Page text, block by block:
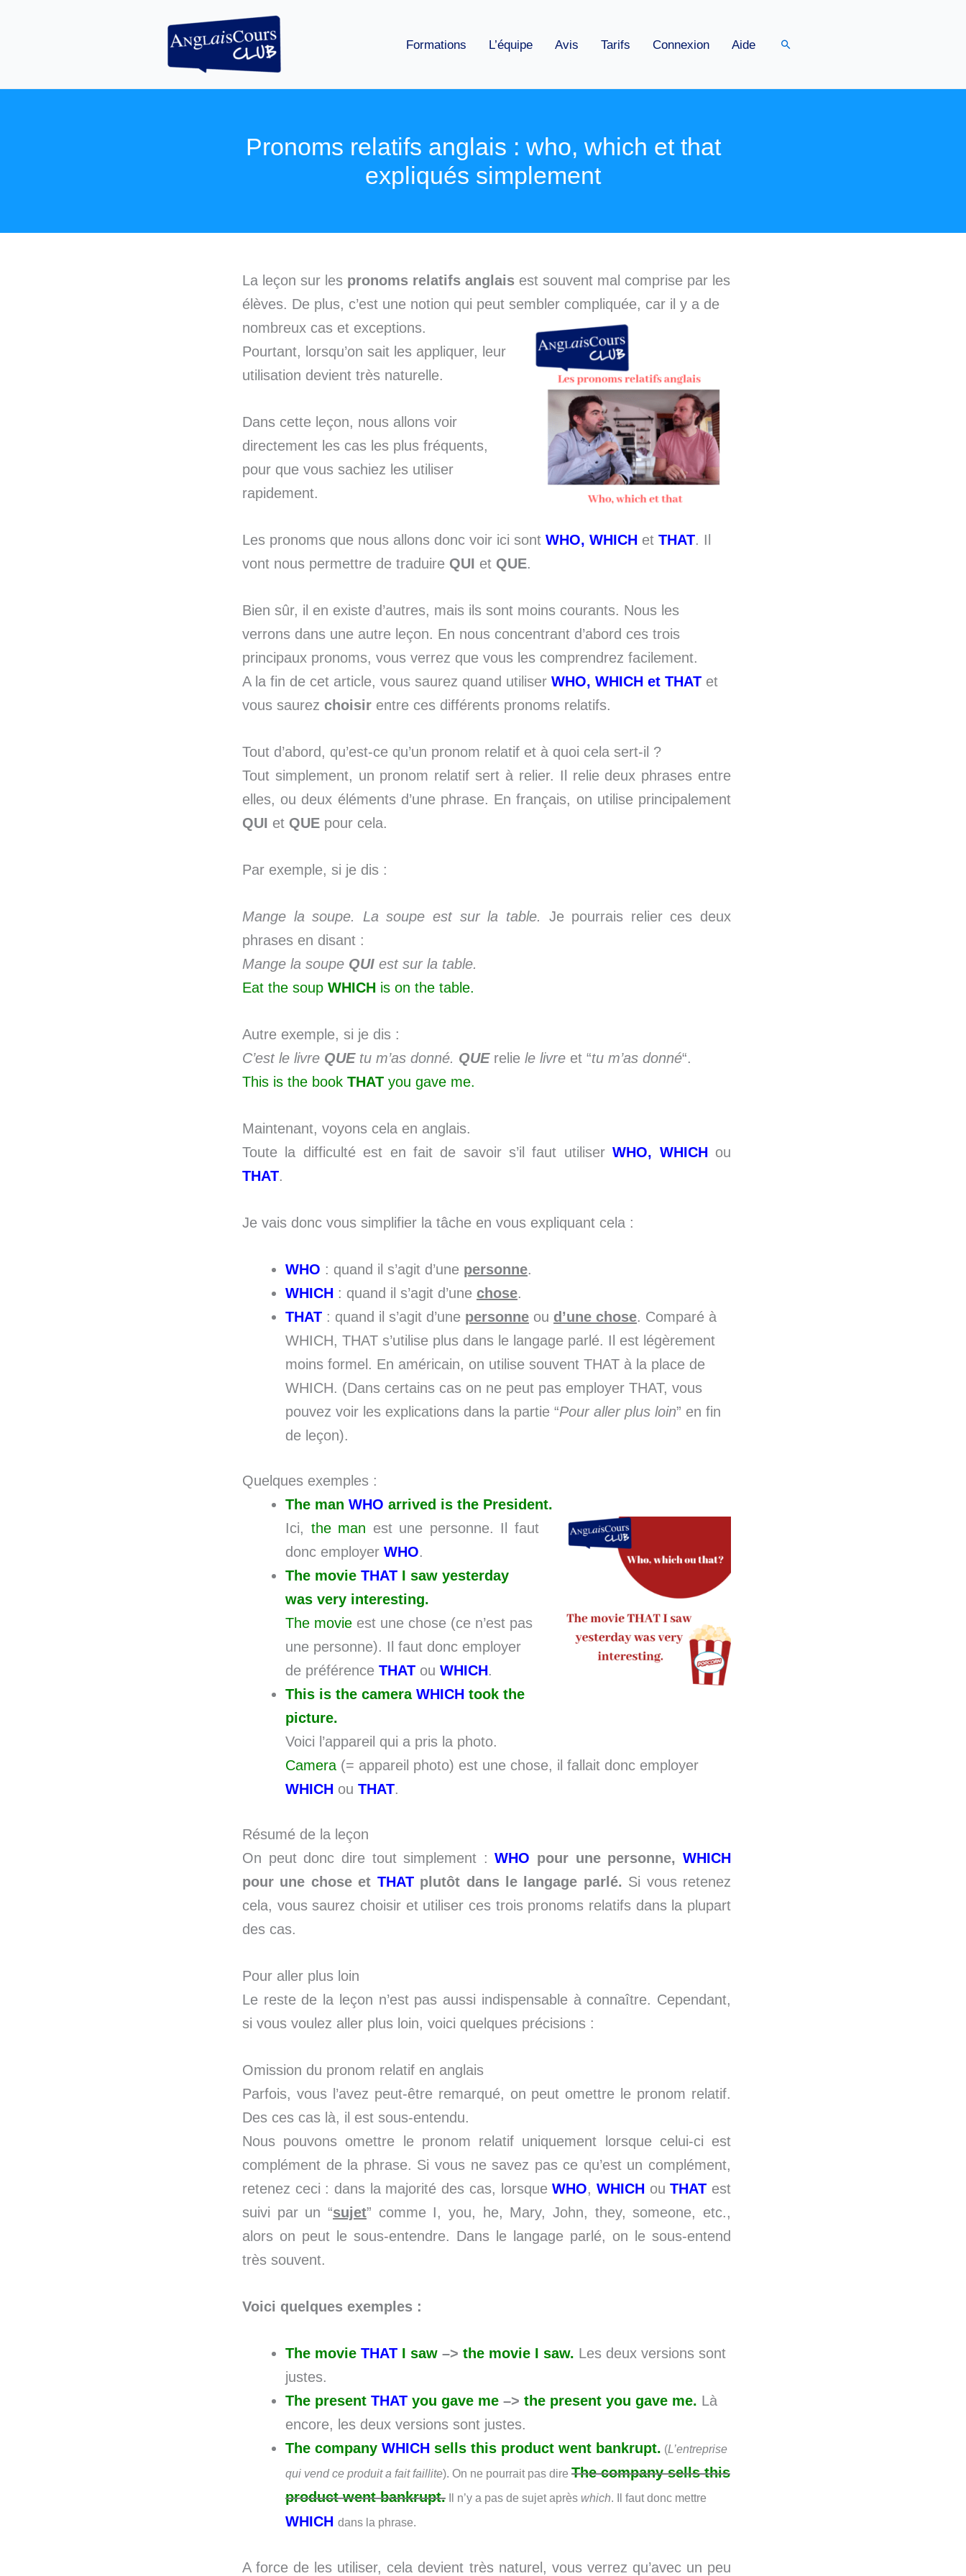
Formations L’équipe Avis Tarifs Connexion Aide Rechercher
Pronoms relatifs anglais : who, which et that
expliqués simplement
La leçon sur les pronoms relatifs anglais est souvent mal comprise par les
élèves. De plus, c’est une notion qui peut sembler compliquée, car il y a de
nombreux cas et exceptions.
Pourtant, lorsqu’on sait les appliquer, leur
utilisation devient très naturelle.
Dans cette leçon, nous allons voir
directement les cas les plus fréquents,
pour que vous sachiez les utiliser
rapidement.
Les pronoms que nous allons donc voir ici sont WHO, WHICH et THAT. Il
vont nous permettre de traduire QUI et QUE.
Bien sûr, il en existe d’autres, mais ils sont moins courants. Nous les
verrons dans une autre leçon. En nous concentrant d’abord ces trois
principaux pronoms, vous verrez que vous les comprendrez facilement.
A la fin de cet article, vous saurez quand utiliser WHO, WHICH et THAT et
vous saurez choisir entre ces différents pronoms relatifs.
Tout d’abord, qu’est-ce qu’un pronom relatif et à quoi cela sert-il ?
Tout simplement, un pronom relatif sert à relier. Il relie deux phrases entre
elles, ou deux éléments d’une phrase. En français, on utilise principalement
QUI et QUE pour cela.
Par exemple, si je dis :
Mange la soupe. La soupe est sur la table.
Je pourrais relier ces deux
phrases en disant :
Mange la soupe QUI est sur la table.
Eat the soup WHICH is on the table.
Autre exemple, si je dis :
C’est le livre QUE tu m’as donné. QUE relie le livre et “tu m’as donné“.
This is the book THAT you gave me.
Maintenant, voyons cela en anglais.
Toute la difficulté est en fait de savoir s’il faut utiliserWHO, WHICH ou
THAT.
Je vais donc vous simplifier la tâche en vous expliquant cela :
WHO : quand il s’agit d’une personne.
WHICH : quand il s’agit d’une chose.
THAT : quand il s’agit d’une personne ou d’une chose. Comparé à
WHICH, THAT s’utilise plus dans le langage parlé. Il est légèrement
moins formel. En américain, on utilise souvent THAT à la place de
WHICH. (Dans certains cas on ne peut pas employer THAT, vous
pouvez voir les explications dans la partie “Pour aller plus loin” en fin
de leçon).
Quelques exemples :
The man WHO arrived is the President.
Ici, the man est une personne. Il faut
donc employer WHO.
The movie THAT I saw yesterday
was very interesting.
The movie est une chose (ce n’est pas
une personne). Il faut donc employer
de préférence THAT ou WHICH.
This is the camera WHICH took the
picture.
Voici l’appareil qui a pris la photo.
Camera (= appareil photo) est une chose, il fallait donc employer
WHICH ou THAT.
Résumé de la leçon
On peut donc dire tout simplement :WHO pour une personne,WHICH
pour une chose et THAT plutôt dans le langage parlé. Si vous retenez
cela, vous saurez choisir et utiliser ces trois pronoms relatifs dans la plupart
des cas.
Pour aller plus loin
Le reste de la leçon n’est pas aussi indispensable à connaître. Cependant,
si vous voulez aller plus loin, voici quelques précisions :
Omission du pronom relatif en anglais
Parfois, vous l’avez peut-être remarqué, on peut omettre le pronom relatif.
Des ces cas là, il est sous-entendu.
Nous pouvons omettre le pronom relatif uniquement lorsque celui-ci est
complément de la phrase. Si vous ne savez pas ce qu’est un complément,
retenez ceci : dans la majorité des cas, lorsqueWHO, WHICH ouTHAT est
suivi par un “sujet” comme I, you, he, Mary, John, they, someone, etc.,
alors on peut le sous-entendre. Dans le langage parlé, on le sous-entend
très souvent.
Voici quelques exemples :
The movie THAT I saw –> the movie I saw. Les deux versions sont
justes.
The present THAT you gave me –> the present you gave me. Là
encore, les deux versions sont justes.
The company WHICH sells this product went bankrupt. (L’entreprise
qui vend ce produit a fait faillite). On ne pourrait pas dire The company sells this
product went bankrupt. Il n’y a pas de sujet après which. Il faut donc mettre
WHICH dans la phrase.
A force de les utiliser, cela devient très naturel, vous verrez qu’avec un peu